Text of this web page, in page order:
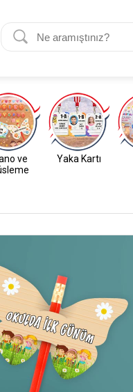
ve
Yaka Kartı